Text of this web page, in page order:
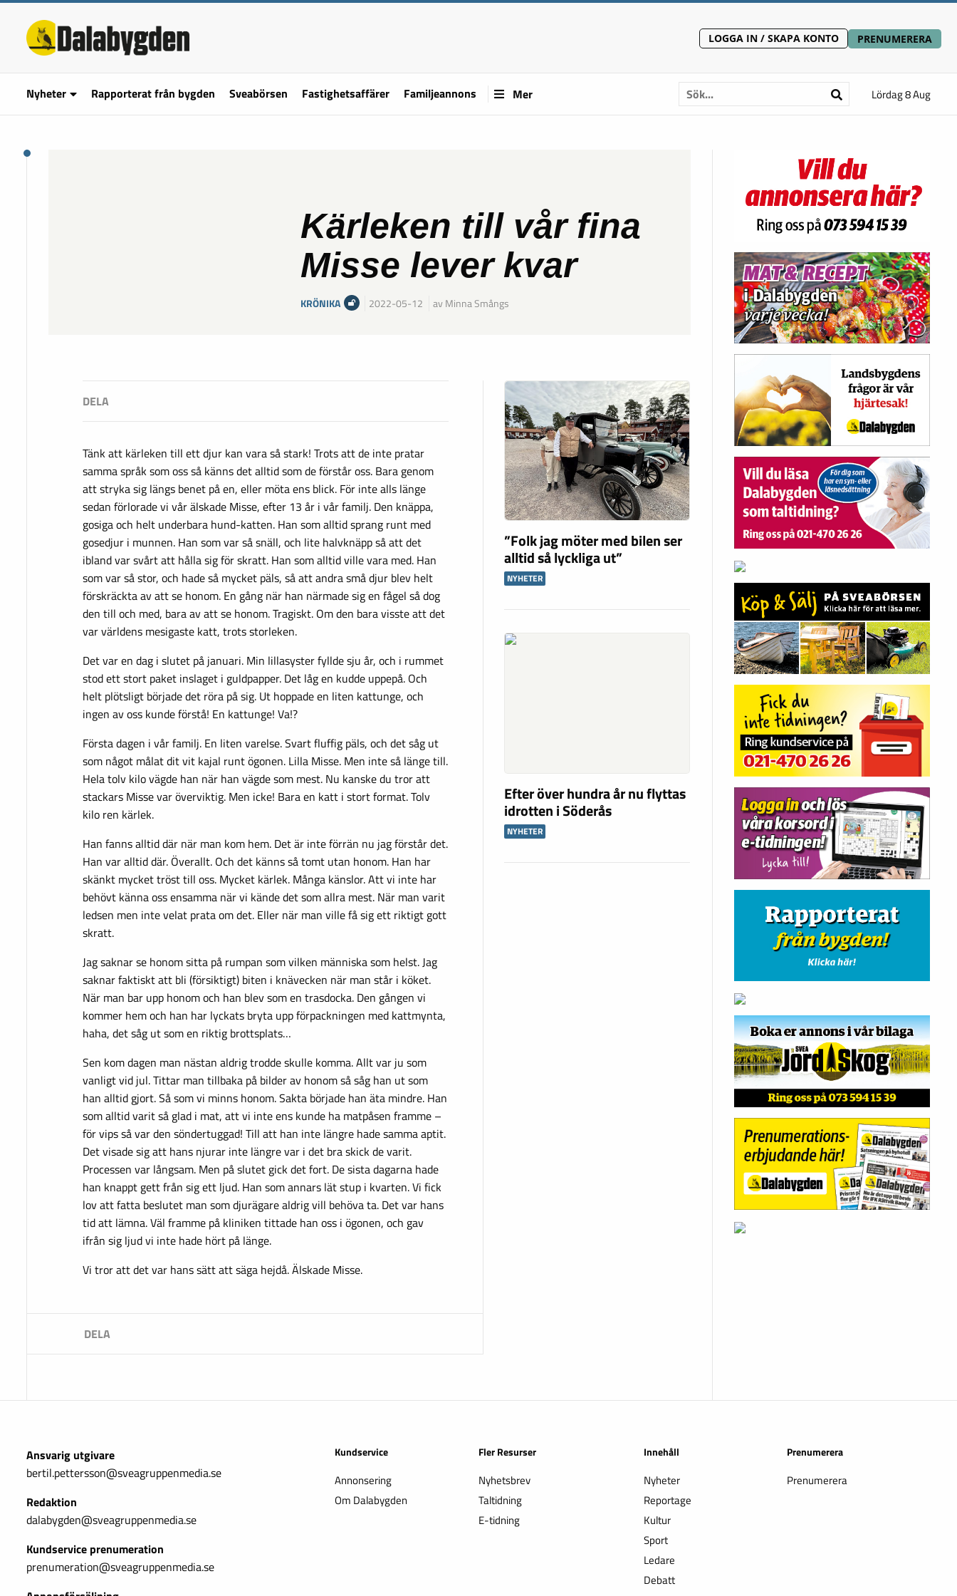
LOGGA IN / SKAPA KONTO PRENUMERERA
Nyheter Rapporterat från bygden Sveabörsen Fastighetsaffärer Familjeannons Mer Lördag 8 Aug
Kärleken till vår fina
Misse lever kvar
KRÖNIKA 2022-05-12 av Minna Smångs
Tänk att kärleken till ett djur kan vara så stark! Trots att de inte pratar
samma språk som oss så känns det alltid som de förstår oss. Bara genom
att stryka sig längs benet på en, eller möta ens blick. För inte alls länge
sedan förlorade vi vår älskade Misse, efter 13 år i vår familj. Den knäppa,
gosiga och helt underbara hund-katten. Han som alltid sprang runt med
gosedjur i munnen. Han som var så snäll, och lite halvknäpp så att det
ibland var svårt att hålla sig för skratt. Han som alltid ville vara med. Han
som var så stor, och hade så mycket päls, så att andra små djur blev helt
förskräckta av att se honom. En gång när han närmade sig en fågel så dog
den till och med, bara av att se honom. Tragiskt. Om den bara visste att det
var världens mesigaste katt, trots storleken.
Det var en dag i slutet på januari. Min lillasyster fyllde sju år, och i rummet
stod ett stort paket inslaget i guldpapper. Det låg en kudde uppepå. Och
helt plötsligt började det röra på sig. Ut hoppade en liten kattunge, och
ingen av oss kunde förstå! En kattunge! Va!?
Första dagen i vår familj. En liten varelse. Svart fluffig päls, och det såg ut
som något målat dit vit kajal runt ögonen. Lilla Misse. Men inte så länge till.
Hela tolv kilo vägde han när han vägde som mest. Nu kanske du tror att
stackars Misse var överviktig. Men icke! Bara en katt i stort format. Tolv
kilo ren kärlek.
Han fanns alltid där när man kom hem. Det är inte förrän nu jag förstår det.
Han var alltid där. Överallt. Och det känns så tomt utan honom. Han har
skänkt mycket tröst till oss. Mycket kärlek. Många känslor. Att vi inte har
behövt känna oss ensamma när vi kände det som allra mest. När man varit
ledsen men inte velat prata om det. Eller när man ville få sig ett riktigt gott
skratt.
Jag saknar se honom sitta på rumpan som vilken människa som helst. Jag
saknar faktiskt att bli (försiktigt) biten i knävecken när man står i köket.
När man bar upp honom och han blev som en trasdocka. Den gången vi
kommer hem och han har lyckats bryta upp förpackningen med kattmynta,
haha, det såg ut som en riktig brottsplats…
Sen kom dagen man nästan aldrig trodde skulle komma. Allt var ju som
vanligt vid jul. Tittar man tillbaka på bilder av honom så såg han ut som
han alltid gjort. Så som vi minns honom. Sakta började han äta mindre. Han
som alltid varit så glad i mat, att vi inte ens kunde ha matpåsen framme –
för vips så var den söndertuggad! Till att han inte längre hade samma aptit.
Det visade sig att hans njurar inte längre var i det bra skick de varit.
Processen var långsam. Men på slutet gick det fort. De sista dagarna hade
han knappt gett från sig ett ljud. Han som annars lät stup i kvarten. Vi fick
lov att fatta beslutet man som djurägare aldrig vill behöva ta. Det var hans
tid att lämna. Väl framme på kliniken tittade han oss i ögonen, och gav
ifrån sig ljud vi inte hade hört på länge.
Vi tror att det var hans sätt att säga hejdå. Älskade Misse.
”Folk jag möter med bilen ser
alltid så lyckliga ut”
NYHETER
Efter över hundra år nu flyttas
idrotten i Söderås
NYHETER
Ansvarig utgivare
bertil.pettersson@sveagruppenmedia.se
Redaktion
dalabygden@sveagruppenmedia.se
Kundservice prenumeration
prenumeration@sveagruppenmedia.se
Kundservice
Annonsering
Om Dalabygden
Fler Resurser
Nyhetsbrev
Taltidning
E-tidning
Innehåll
Nyheter
Reportage
Kultur
Sport
Ledare
Debatt
Prenumerera
Prenumerera